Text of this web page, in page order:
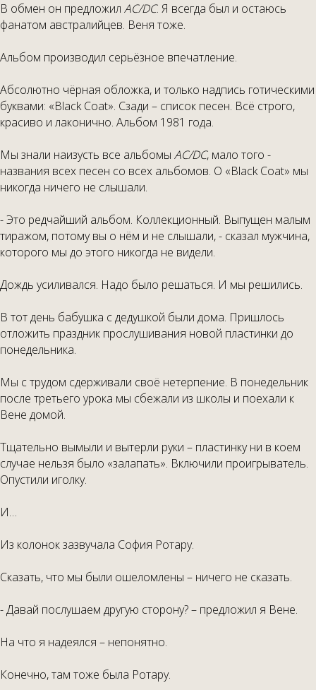
В обмен он предложил AC/DC. Я всегда был и остаюсь
фанатом австралийцев. Веня тоже.
Альбом производил серьёзное впечатление.
Абсолютно чёрная обложка, и только надпись готическими
буквами: «Black Coat». Сзади – список песен. Всё строго,
красиво и лаконично. Альбом 1981 года.
Мы знали наизусть все альбомы AC/DC, мало того -
названия всех песен со всех альбомов. О «Black Coat» мы
никогда ничего не слышали.
- Это редчайший альбом. Коллекционный. Выпущен малым
тиражом, потому вы о нём и не слышали, - сказал мужчина,
которого мы до этого никогда не видели.
Дождь усиливался. Надо было решаться. И мы решились.
В тот день бабушка с дедушкой были дома. Пришлось
отложить праздник прослушивания новой пластинки до
понедельника.
Мы с трудом сдерживали своё нетерпение. В понедельник
после третьего урока мы сбежали из школы и поехали к
Вене домой.
Тщательно вымыли и вытерли руки – пластинку ни в коем
случае нельзя было «залапать». Включили проигрыватель.
Опустили иголку.
И…
Из колонок зазвучала София Ротару.
Сказать, что мы были ошеломлены – ничего не сказать.
- Давай послушаем другую сторону? – предложил я Вене.
На что я надеялся – непонятно.
Конечно, там тоже была Ротару.